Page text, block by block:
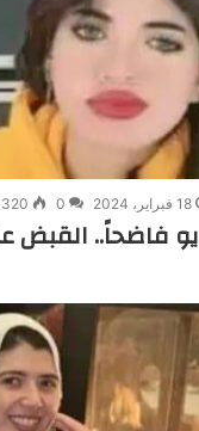
18 فبراير، 2024 0
320
فاضحاً.. القبض